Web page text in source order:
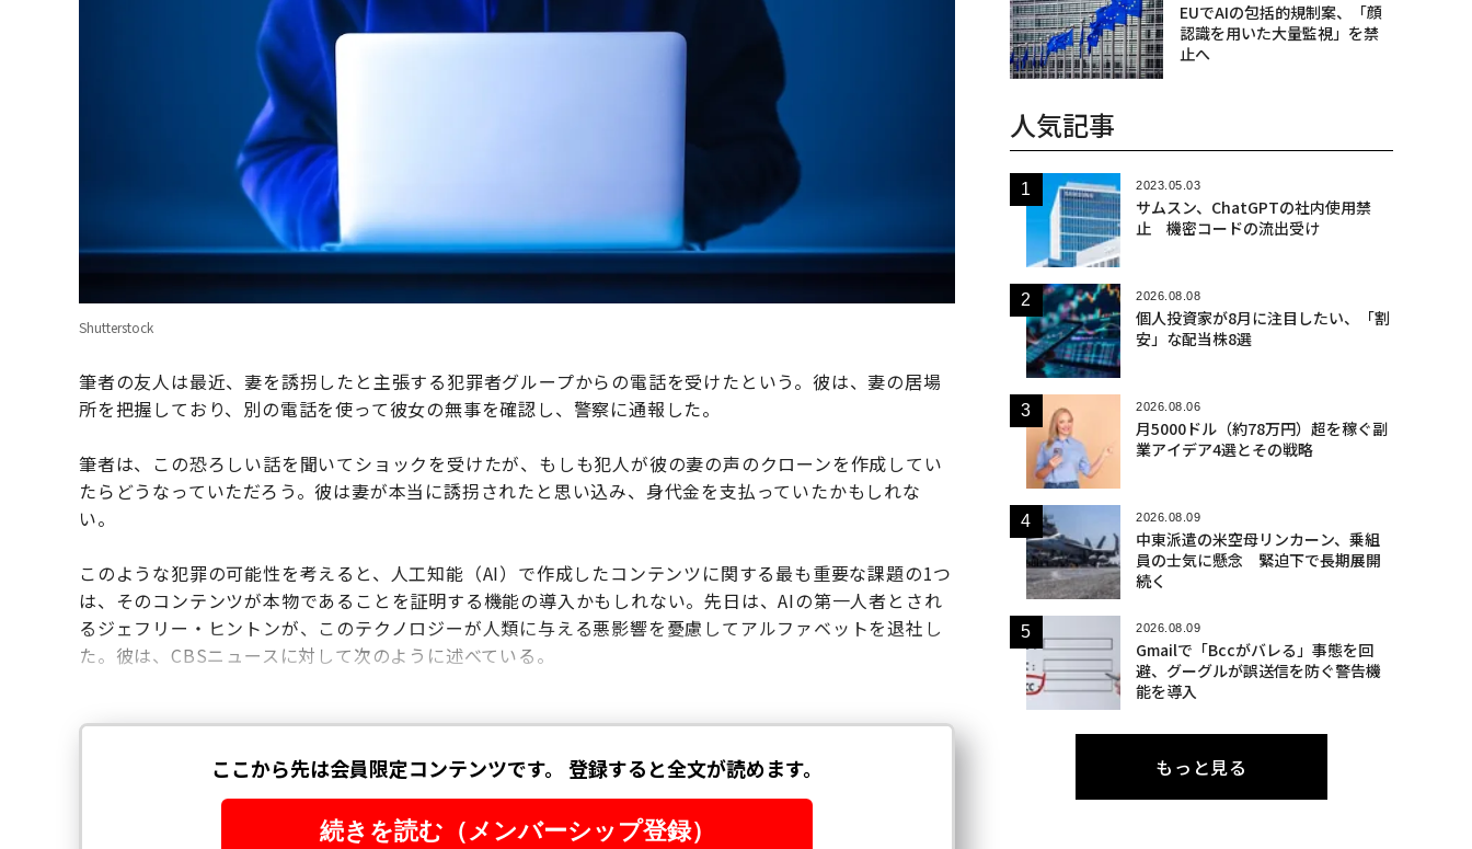
Shutterstock
筆者の友人は最近、妻を誘拐したと主張する犯罪者グループからの電話を受けたという。彼は、妻の居場
所を把握しており、別の電話を使って彼女の無事を確認し、警察に通報した。
筆者は、この恐ろしい話を聞いてショックを受けたが、もしも犯人が彼の妻の声のクローンを作成してい
たらどうなっていただろう。彼は妻が本当に誘拐されたと思い込み、身代金を支払っていたかもしれな
い。
このような犯罪の可能性を考えると、人工知能（AI）で作成したコンテンツに関する最も重要な課題の1つ
は、そのコンテンツが本物であることを証明する機能の導入かもしれない。先日は、AIの第一人者とされ
るジェフリー・ヒントンが、このテクノロジーが人類に与える悪影響を憂慮してアルファベットを退社し
た。彼は、CBSニュースに対して次のように述べている。
EUでAIの包括的規制案、「顔
認識を用いた大量監視」を禁
止へ
人気記事
2023.05.03
サムスン、ChatGPTの社内使用禁
止 機密コードの流出受け
2026.08.08
個人投資家が8月に注目したい、「割
安」な配当株8選
2026.08.06
月5000ドル（約78万円）超を稼ぐ副
業アイデア4選とその戦略
2026.08.09
中東派遣の米空母リンカーン、乗組
員の士気に懸念 緊迫下で長期展開
続く
2026.08.09
Gmailで「Bccがバレる」事態を回
避、グーグルが誤送信を防ぐ警告機
能を導入
もっと見る